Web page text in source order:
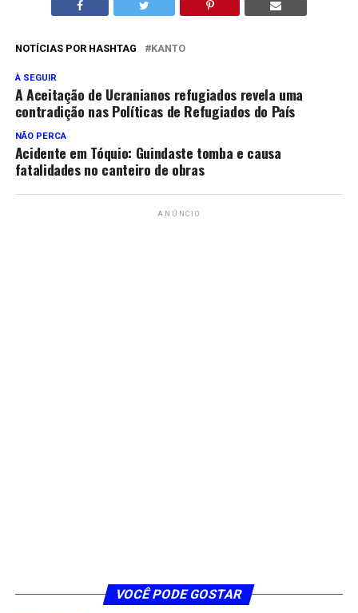
NOTÍCIAS POR HASHTAG KANTO
À SEGUIR
A Aceitação de Ucranianos refugiados revela uma
contradição nas Políticas de Refugiados do País
NÃO PERCA
Acidente em Tóquio: Guindaste tomba e causa
fatalidades no canteiro de obras
ANÚNCIO
VOCÊ PODE GOSTAR